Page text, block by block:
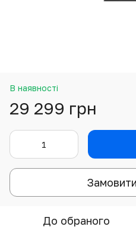
В наявності
29 299 грн
До обраного